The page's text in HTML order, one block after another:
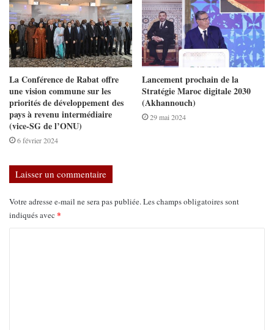
La Conférence de Rabat offre
une vision commune sur les
priorités de développement des
pays à revenu intermédiaire
(vice-SG de l’ONU)
6 février 2024
Lancement prochain de la
Stratégie Maroc digitale 2030
(Akhannouch)
29 mai 2024
Laisser un commentaire
Votre adresse e-mail ne sera pas publiée.Les champs obligatoires sont
indiqués avec *